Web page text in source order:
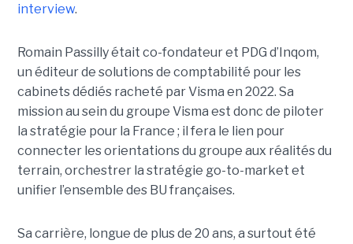
interview.
Romain Passilly était co-fondateur et PDG d’Inqom,
un éditeur de solutions de comptabilité pour les
cabinets dédiés racheté par Visma en 2022. Sa
mission au sein du groupe Visma est donc de piloter
la stratégie pour la France ; il fera le lien pour
connecter les orientations du groupe aux réalités du
terrain, orchestrer la stratégie go-to-market et
unifier l’ensemble des BU françaises.
Sa carrière, longue de plus de 20 ans, a surtout été